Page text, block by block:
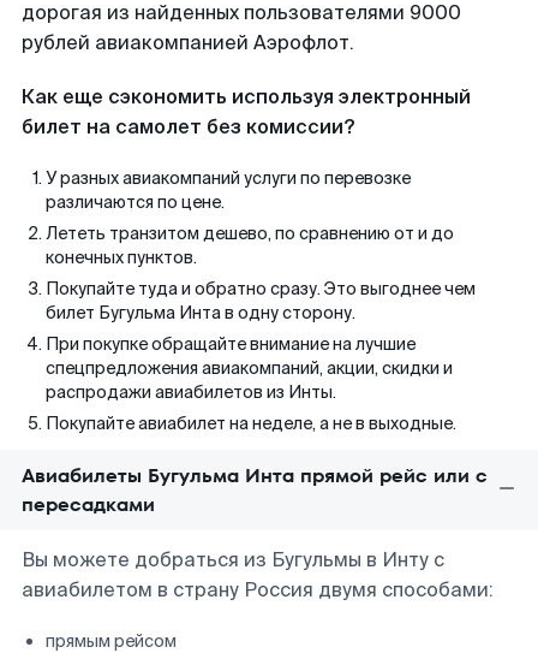
дорогая из найденных пользователями 9000
рублей авиакомпанией Аэрофлот.
Как еще сэкономить используя электронный
билет на самолет без комиссии?
У разных авиакомпаний услуги по перевозке
различаются по цене.
Лететь транзитом дешево, по сравнению от и до
конечных пунктов.
Покупайте туда и обратно сразу. Это выгоднее чем
билет Бугульма Инта в одну сторону.
При покупке обращайте внимание на лучшие
спецпредложения авиакомпаний, акции, скидки и
распродажи авиабилетов из Инты.
Покупайте авиабилет на неделе, а не в выходные.
Авиабилеты Бугульма Инта прямой рейс или с
пересадками
Вы можете добраться из Бугульмы в Инту с
авиабилетом в страну Россия двумя способами:
прямым рейсом